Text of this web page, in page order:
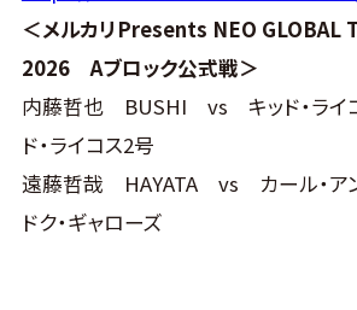
＜メルカリPresents NEO GLOBAL
2026 Aブロック公式戦＞
内藤哲也 BUSHI vs キッド・ライ
ド・ライコス2号
遠藤哲哉 HAYATA vs カール・ア
ドク・ギャローズ